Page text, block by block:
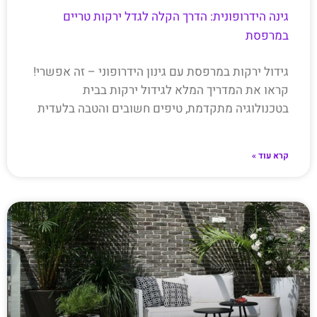
גינה הידרופונית: הדרך הקלה לגדל ירקות טריים
במרפסת
גידול ירקות במרפסת עם גינון הידרופוני – זה אפשרי!
קראו את המדריך המלא לגידול ירקות בבית
בטכנולוגיה מתקדמת, טיפים חשובים והטבה בלעדית
קרא עוד »